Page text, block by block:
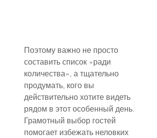
Поэтому важно не просто
составить список «ради
количества», а тщательно
продумать, кого вы
действительно хотите видеть
рядом в этот особенный день.
Грамотный выбор гостей
помогает избежать неловких